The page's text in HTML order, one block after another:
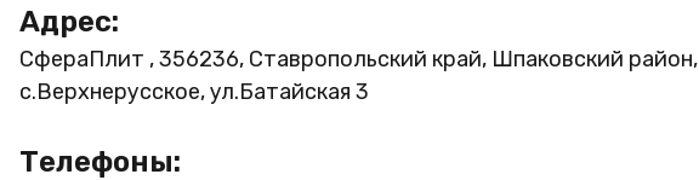
Адрес:
СфераПлит , 356236, Ставропольский край, Шпаковский район,
с.Верхнерусское, ул.Батайская 3
Телефоны: